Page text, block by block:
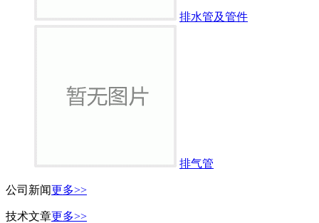
排水管及管件
排气管
公司新闻更多>>
技术文章更多>>